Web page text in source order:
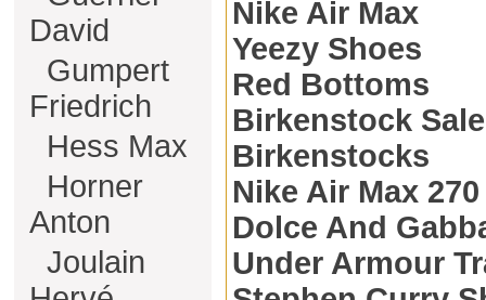
David
Gumpert
Friedrich
Hess Max
Horner
Anton
Joulain
Nike Air Max
Yeezy Shoes
Red Bottoms
Birkenstock Sale
Birkenstocks
Nike Air Max 270
Dolce And
Under Armour